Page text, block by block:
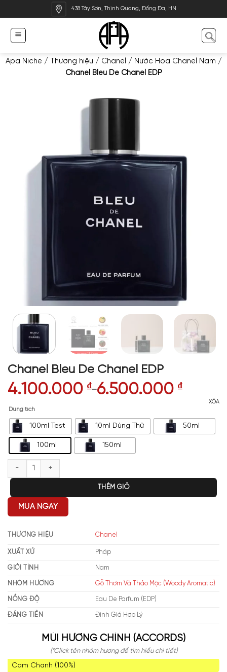
qua
dung
438 Tây Sơn, Thịnh Quang, Đống Đa, HN
Apa Niche / Thương hiệu / Chanel / Nước Hoa Chanel Nam /
Chanel Bleu De Chanel EDP
Chanel Bleu De Chanel EDP
4.100.000 ₫–6.500.000 ₫
Dung tích
100ml Test 10ml Dùng Thử 50ml
100ml 150ml
XÓA
Chanel Bleu De Chanel EDP số lượng
THÊM GIỎ
MUA NGAY
THƯƠNG HIỆU Chanel
XUẤT XỨ Pháp
GIỚI TÍNH Nam
NHÓM HƯƠNG Gỗ Thơm Và Thảo Mộc (Woody Aromatic)
NỒNG ĐỘ Eau De Parfum (EDP)
ĐÁNG TIỀN Định Giá Hợp Lý
MÙI HƯƠNG CHÍNH (ACCORDS)
(*Click tên nhóm hương để tìm hiểu chi tiết)
Cam Chanh (100%)